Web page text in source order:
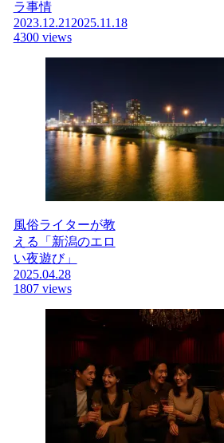
ラ事情
2023.12.21 2025.11.18
4300 views
風俗ライターが教
える「新潟のエロ
い夜遊び」
2025.04.28
1807 views